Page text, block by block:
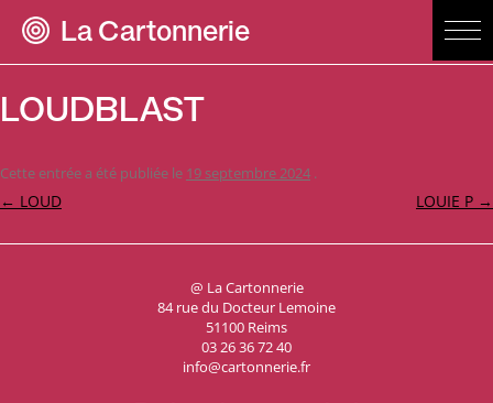
La Cartonnerie
LOUDBLAST
Cette entrée a été publiée le 19 septembre 2024 .
Navigation
← LOUD LOUIE P →
@ La Cartonnerie
84 rue du Docteur Lemoine
51100 Reims
03 26 36 72 40
info@cartonnerie.fr